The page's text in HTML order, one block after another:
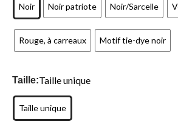
Noir Noir patriote Noir/Sarcelle
Rouge, à carreaux Motif tie-dye noir
Taille:Taille unique
Taille unique